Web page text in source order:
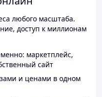
любого масштаба.
доступ к миллионам
маркетплейс,
сайт
и ценами в одном